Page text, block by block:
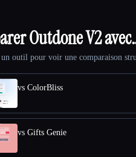
Outdone V2
un outil pour voir une comparaison
vs ColorBliss
vs Gifts Genie